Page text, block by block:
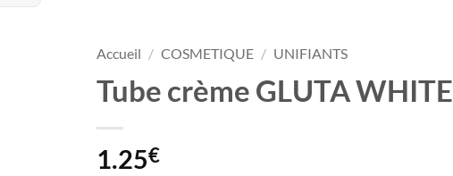
Accueil / COSMETIQUE / UNIFIANTS
Tube crème GLUTA WHITE
1.25€